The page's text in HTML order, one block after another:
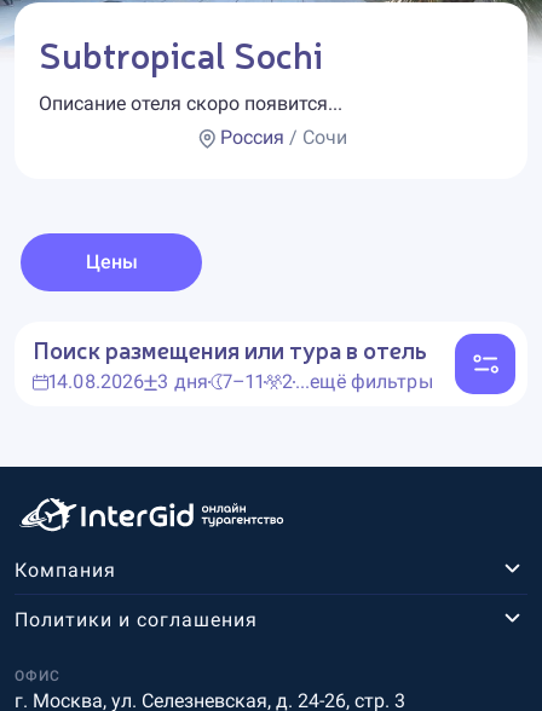
Subtropical Sochi
Описание отеля скоро появится...
Россия / Сочи
Цены
Поиск размещения или тура в отель
14.08.2026 3 дня 7–11 2...ещё фильтры
Компания
ОФИС
г. Москва, ул. Селезневская, д. 24-26, стр. 3
Политики и соглашения